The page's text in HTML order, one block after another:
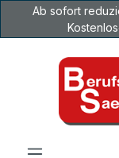
Zum Hauptinhalt
Ab sofort